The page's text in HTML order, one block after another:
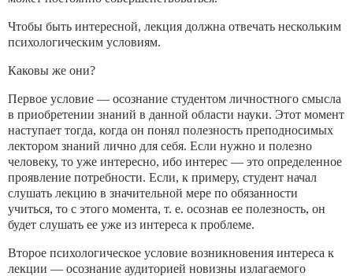
Чтобы быть интересной, лекция должна отвечать нескольким
психологическим условиям.
Каковы же они?
Первое условие — осознание студентом личностного смысла
в приобретении знаний в данной области науки. Этот момент
на­ступает тогда, когда он понял полезность преподносимых
лекто­ром знаний лично для себя. Если нужно и полезно
человеку, то уже интересно, ибо интерес — это определенное
проявление по­требности. Если, к примеру, студент начал
слушать лекцию в значительной мере по обязанности
учиться, то с этого момента, т. е. осознав ее полезность, он
будет слушать ее уже из интереса к проблеме.
Второе психологическое условие возникновения интереса к
лекции — осознание аудиторией новизны излагаемого